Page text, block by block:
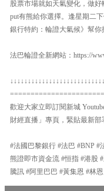
股票市場就如天氣變化，做
put有熊給你選擇。逢星期二
銀行特約：輪證大氣候》幫你
法巴輪證全新網站：https://
歡迎大家立即訂閱新城
財經直播」專頁，緊貼最新部
#法國巴黎銀行 #法巴 #BNP #
熊證即市資金流 #恒指 #港股
騰訊 #阿里巴巴 #黃集恩 #林恩